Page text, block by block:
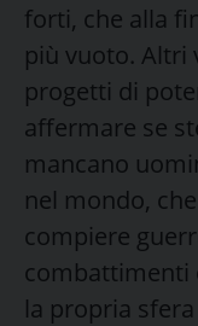
forti, che alla
più vuoto. Altri
progetti di
affermare se
mancano
nel mondo,
compiere
combattimenti
la propria